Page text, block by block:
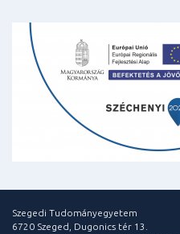
Szegedi Tudományegyetem
6720 Szeged, Dugonics tér 13.